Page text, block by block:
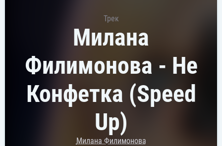
Трек
Милана
Филимонова - Не
Конфетка (Speed
Up)
Милана Филимонова